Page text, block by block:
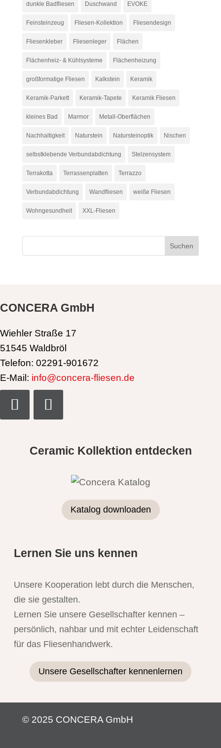
dunkle Badfliesen Duschwand EVOKE
Feinsteinzeug Fliesen-Kollektion Fliesendesign
Fliesenkleber Fliesenleger Flächen
Flächenheiz- & Kühlsysteme Flächenheizung
großformatige Fliesen Kalkstein Keramik
Keramik-Parkett Keramik-Tapete Keramik Fliesen
kleines Bad Marmor Metall-Oberflächen
Nachhaltigkeit Naturstein Natursteinoptik Nischen
selbstklebende Verbundabdichtung Stelzensystem
Terrakotta Terrassenplatten Terrazzo
Verbundabdichtung Wandfliesen weiße Fliesen
Wohngesundheit XXL-Fliesen
CONCERA GmbH
Wiehler Straße 17
51545 Waldbröl
Telefon: 02291-901672
E-Mail: info@concera-fliesen.de
Ceramic Kollektion entdecken
Katalog downloaden
Lernen Sie uns kennen
Unsere Kooperation lebt durch die Menschen,
die sie gestalten.
Lernen Sie unsere Gesellschafter kennen –
persönlich, nahbar und mit echter Leidenschaft
für das Fliesenhandwerk.
Unsere Gesellschafter kennenlernen
© 2025 CONCERA GmbH